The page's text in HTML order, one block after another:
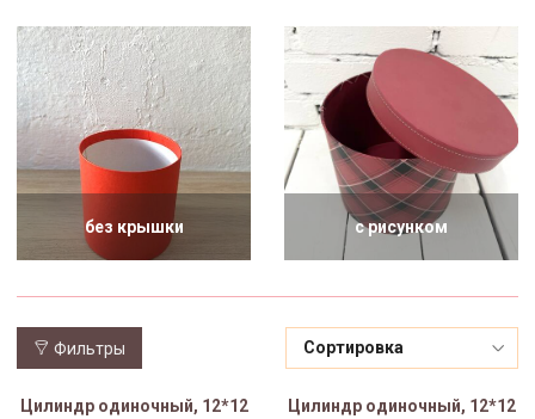
без крышки с рисунком
Фильтры
Цилиндр одиночный, 12*12
Цилиндр одиночный, 12*12